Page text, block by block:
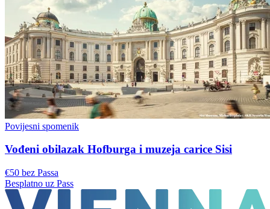
Povijesni spomenik
Vođeni obilazak Hofburga i muzeja carice Sisi
€50 bez Passa
Besplatno uz Pass